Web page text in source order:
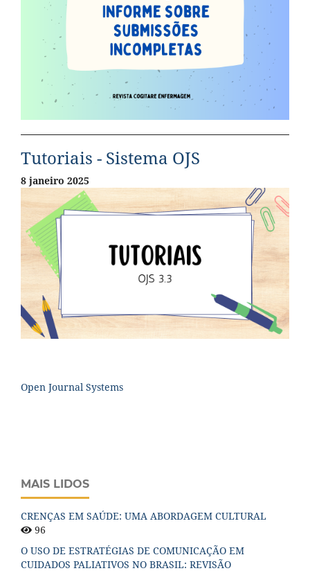
Tutoriais - Sistema OJS
8 janeiro 2025
Open Journal Systems
MAIS LIDOS
CRENÇAS EM SAÚDE: UMA ABORDAGEM CULTURAL
96
O USO DE ESTRATÉGIAS DE COMUNICAÇÃO EM
CUIDADOS PALIATIVOS NO BRASIL: REVISÃO